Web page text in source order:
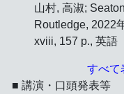
山村, 高淑;
Routledge, 2022
xviii, 157 p., 英語
すべて
■ 講演・口頭発表等